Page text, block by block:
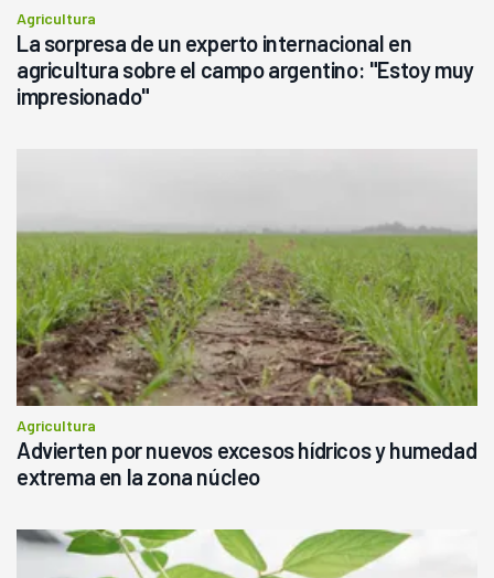
Agricultura
La sorpresa de un experto internacional en
agricultura sobre el campo argentino: "Estoy muy
impresionado"
Agricultura
Advierten por nuevos excesos hídricos y humedad
extrema en la zona núcleo